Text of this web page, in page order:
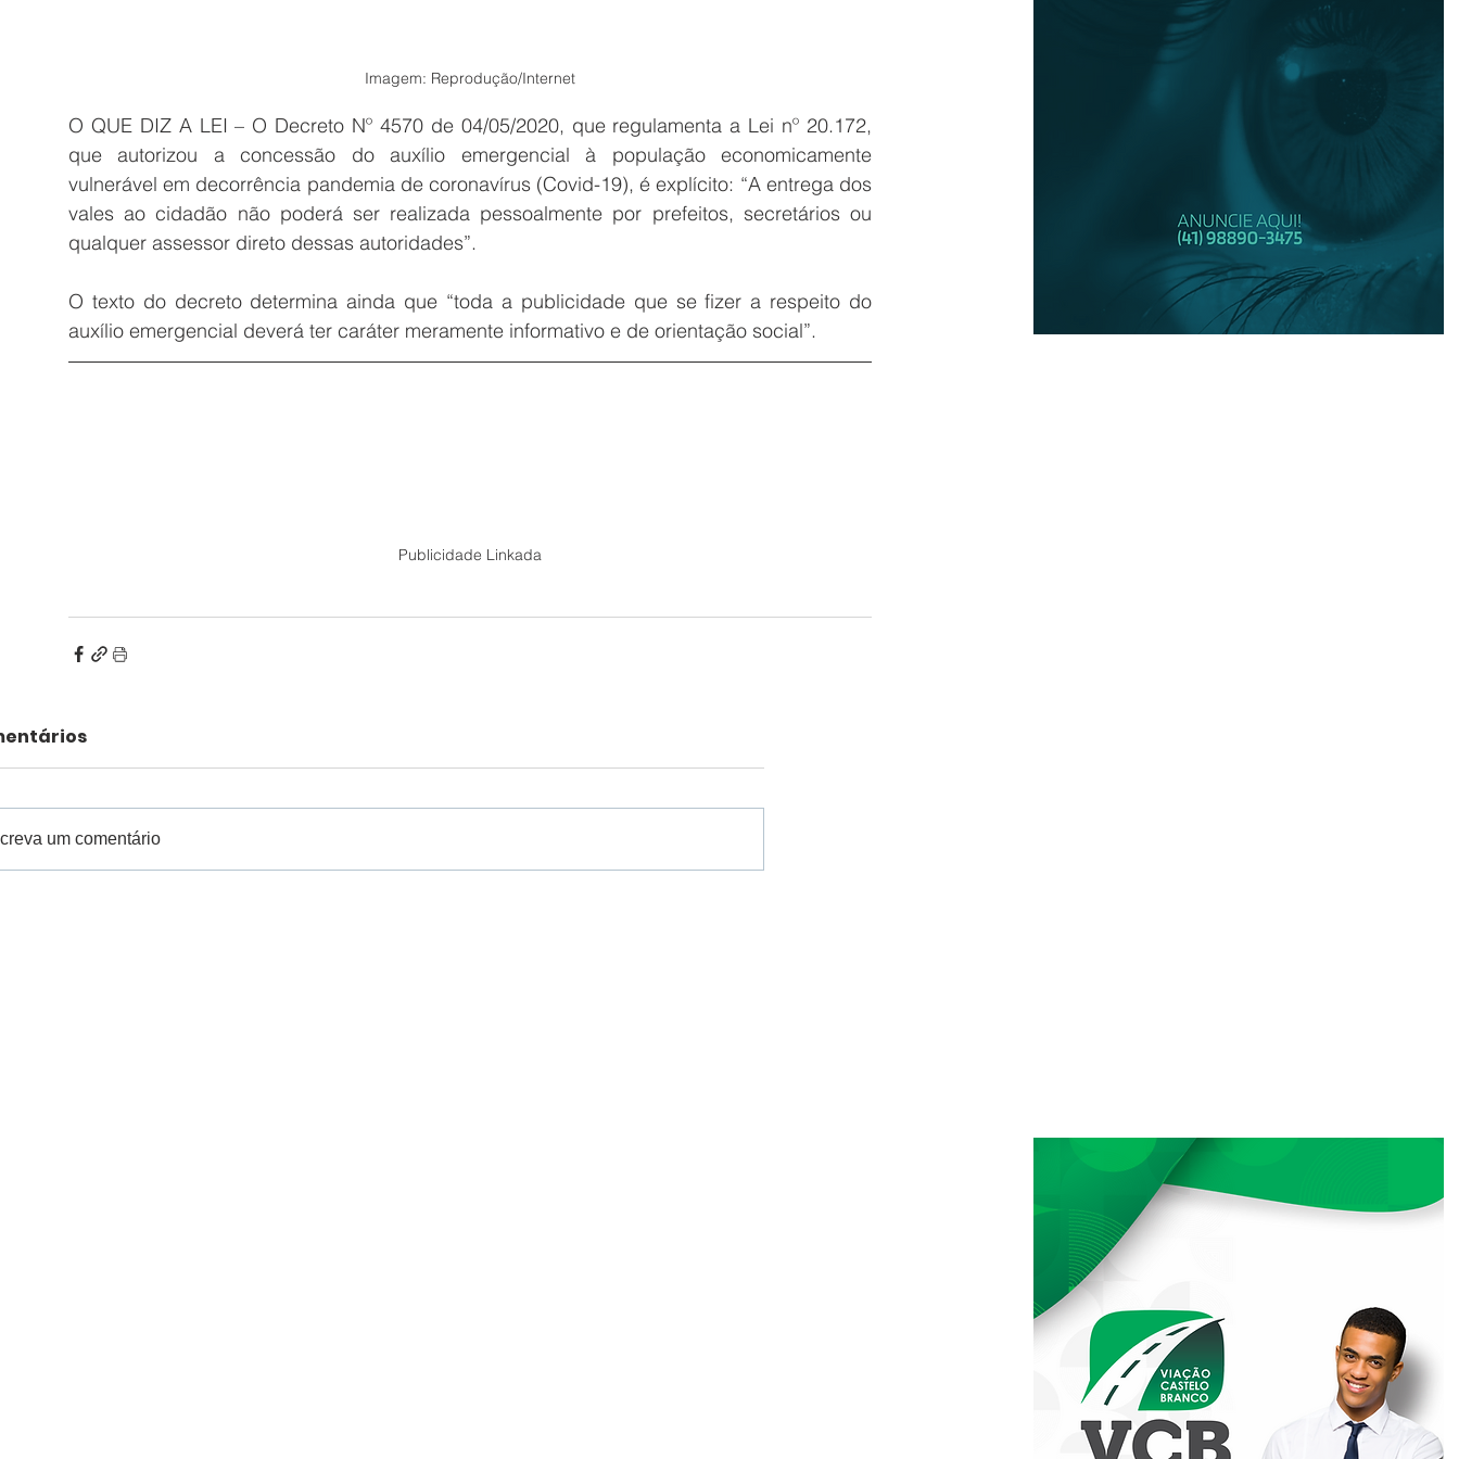
Imagem: Reprodução/Internet
O QUE DIZ A LEI – O Decreto Nº 4570 de 04/05/2020, que regulamenta a Lei nº 20.172,
que autorizou a concessão do auxílio emergencial à população economicamente
vulnerável em decorrência pandemia de coronavírus (Covid-19), é explícito: “A entrega dos
vales ao cidadão não poderá ser realizada pessoalmente por prefeitos, secretários ou
qualquer assessor direto dessas autoridades”.
O texto do decreto determina ainda que “toda a publicidade que se fizer a respeito do
auxílio emergencial deverá ter caráter meramente informativo e de orientação social”.
Publicidade Linkada
um comentário